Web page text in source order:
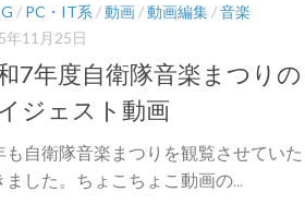
/ PC・IT系 /動画 /動画編集 /音楽
年11月25日
7年度自衛隊音楽まつりの
ジェスト動画
も自衛隊音楽まつりを観覧させていた
ました。ちょこちょこ動画の...